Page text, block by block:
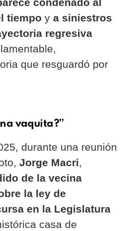
condenado al
tiempo y a siniestros
regresiva
que resguardó por
vaquita?”
durante una reunión
Jorge Macri,
de la vecina
la ley de
en la Legislatura
casa de